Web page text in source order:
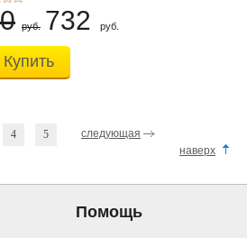
руб. 732 руб.
Купить
4 5
следующая
наверх
Помощь